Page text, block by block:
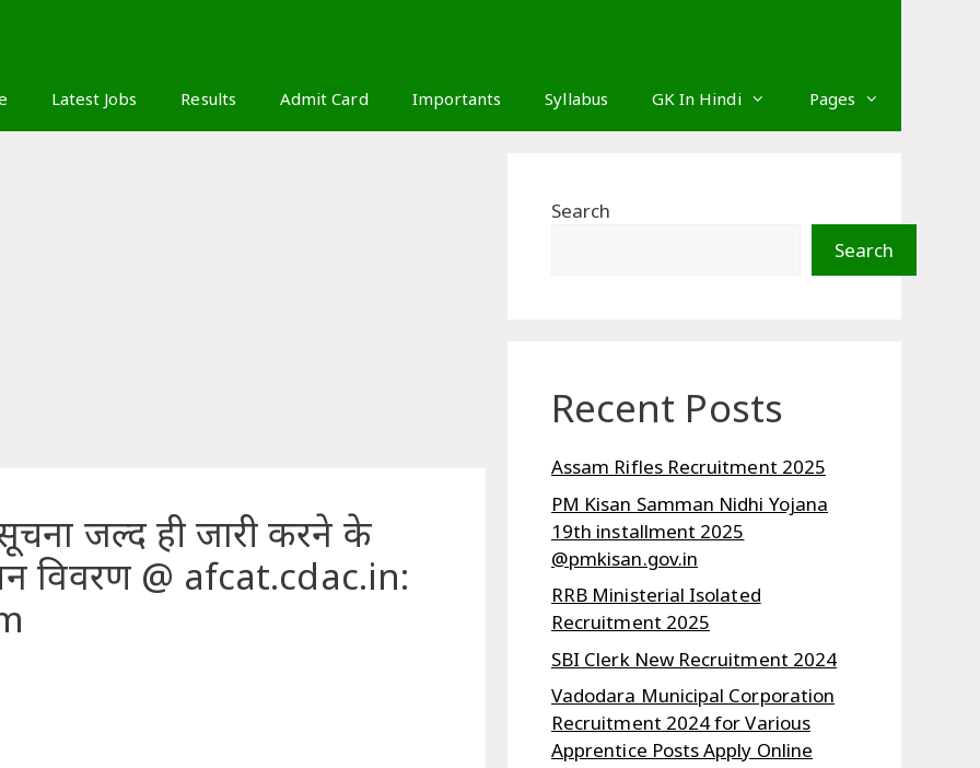
Latest Jobs Results Admit Card Importants Syllabus GK In Hindi Pages
जल्द ही जारी करने के
विवरण @ afcat.cdac.in:
Search
Search
Recent Posts
Assam Rifles Recruitment 2025
PM Kisan Samman Nidhi Yojana
19th installment 2025
@pmkisan.gov.in
RRB Ministerial Isolated
Recruitment 2025
SBI Clerk New Recruitment 2024
Vadodara Municipal Corporation
Recruitment 2024 for Various
Apprentice Posts Apply Online